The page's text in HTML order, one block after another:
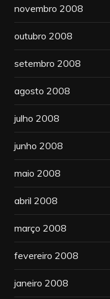
novembro 2008
outubro 2008
setembro 2008
agosto 2008
julho 2008
junho 2008
maio 2008
abril 2008
março 2008
fevereiro 2008
janeiro 2008